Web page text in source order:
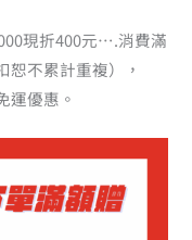
現折400元….消費滿
恕不累計重複），
運優惠。